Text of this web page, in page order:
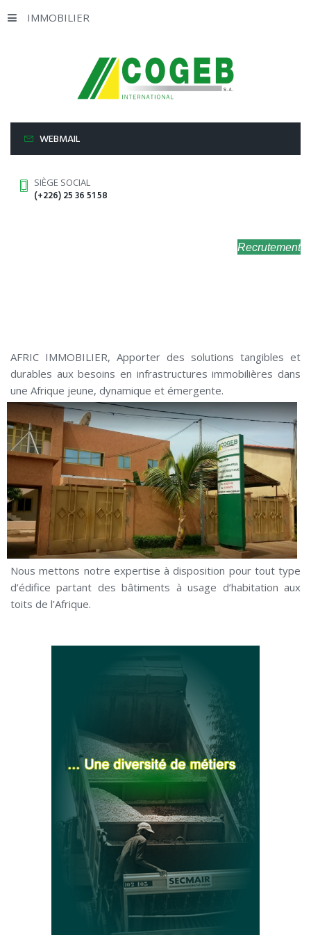
WEBMAIL
SIÈGE SOCIAL
(+226) 25 36 51 58
Recrutement
IMMOBILIER
AFRIC IMMOBILIER, Apporter des solutions tangibles et
durables aux besoins en infrastructures immobilières dans
une Afrique jeune, dynamique et émergente.
Nous mettons notre expertise à disposition pour tout type
d’édifice partant des bâtiments à usage d’habitation aux
toits de l’Afrique.